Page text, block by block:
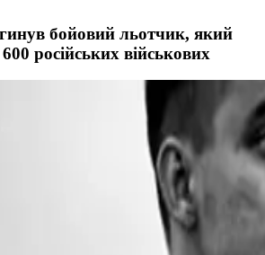
бойовий льотчик, який
російських військових